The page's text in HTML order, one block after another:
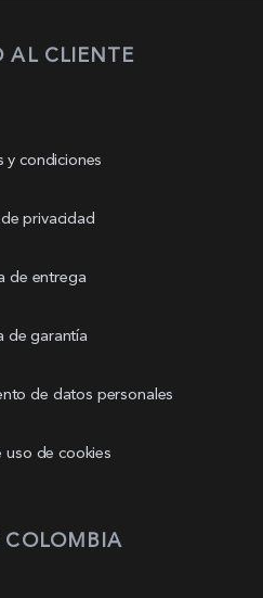
AL CLIENTE
y condiciones
privacidad
de entrega
de garantía
de datos personales
uso de cookies
COLOMBIA